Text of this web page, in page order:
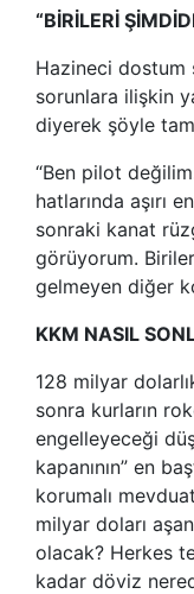
“BİRİLERİ
Hazineci dostum
sorunlara ilişkin
diyerek şöyle
“Ben pilot
hatlarında aşırı
sonraki kanat
görüyorum.
gelmeyen diğer
KKM NASIL
128 milyar
sonra kurların
engelleyeceği
kapanının” en
korumalı
milyar doları
olacak? Herkes
kadar döviz